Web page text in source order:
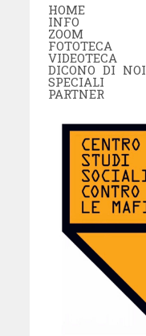
HOME
INFO
ZOOM
FOTOTECA
VIDEOTECA
DICONO DI NOI
SPECIALI
PARTNER